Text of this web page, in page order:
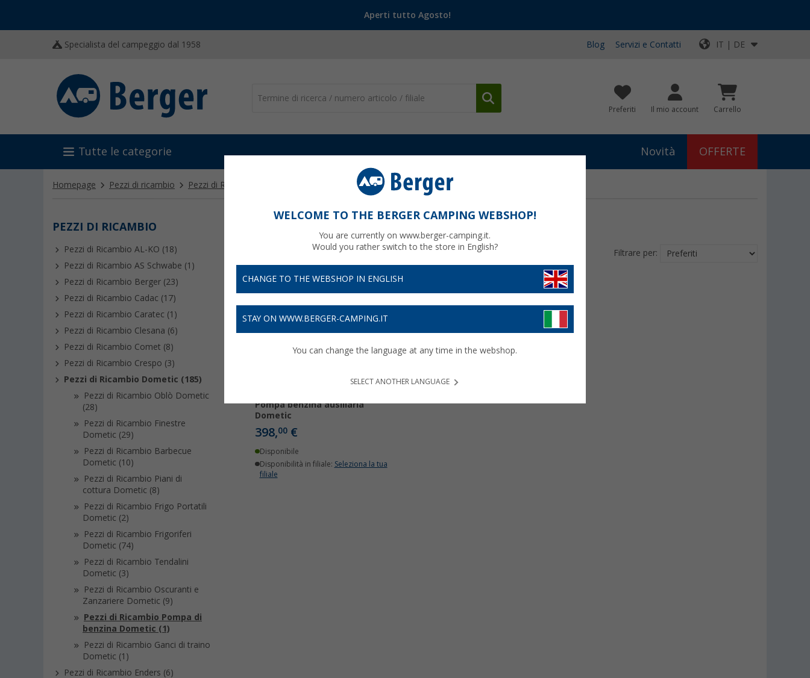
Aperti tutto Agosto!
Specialista del campeggio dal 1958 Blog Servizi e Contatti IT | DE
Preferiti Il mio account Carrello
Tutte le categorie Novità OFFERTE
Homepage Pezzi di ricambio Pezzi di Ricambio Dometic Pezzi di Ricambio Pompa di benzina Dometic
PEZZI DI RICAMBIO
Pezzi di Ricambio AL-KO (18)
Pezzi di Ricambio AS Schwabe (1)
Pezzi di Ricambio Berger (23)
Pezzi di Ricambio Cadac (17)
Pezzi di Ricambio Caratec (1)
Pezzi di Ricambio Clesana (6)
Pezzi di Ricambio Comet (8)
Pezzi di Ricambio Crespo (3)
Pezzi di Ricambio Dometic (185)
Pezzi di Ricambio Oblò Dometic
(28)
Pezzi di Ricambio Finestre
Dometic (29)
Pezzi di Ricambio Barbecue
Dometic (10)
Pezzi di Ricambio Piani di
cottura Dometic (8)
Pezzi di Ricambio Frigo Portatili
Dometic (2)
Pezzi di Ricambio Frigoriferi
Dometic (74)
Pezzi di Ricambio Tendalini
Dometic (3)
Pezzi di Ricambio Oscuranti e
Zanzariere Dometic (9)
Pezzi di Ricambio Pompa di
benzina Dometic (1)
Pezzi di Ricambio Ganci di traino
Dometic (1)
Pezzi di Ricambio Enders (6)
PEZZI DI RICAMBIO POMPA DI BENZINA DOMETIC
Filtrare per:
Pompa benzina ausiliaria
Dometic
398,00 €
Disponibile
Disponibilità in filiale: Seleziona la tua
filiale
WELCOME TO THE BERGER CAMPING WEBSHOP!
You are currently on www.berger-camping.it.
Would you rather switch to the store in English?
CHANGE TO THE WEBSHOP IN ENGLISH
STAY ON WWW.BERGER-CAMPING.IT
You can change the language at any time in the webshop.
SELECT ANOTHER LANGUAGE